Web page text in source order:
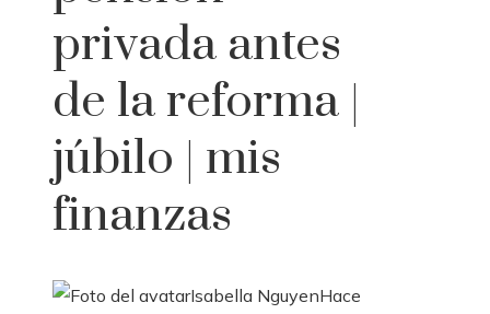
privada antes
de la reforma |
júbilo | mis
finanzas
Isabella NguyenHace